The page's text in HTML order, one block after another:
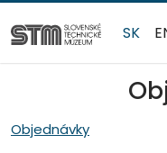
SK
Objednávky